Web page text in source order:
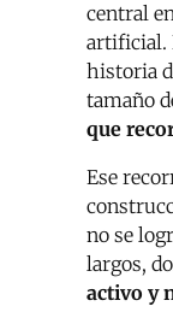
central
artificial.
historia
tamaño
que
Ese
no se
largos,
activo y